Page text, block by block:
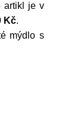
artikl je v
Kč.
mýdlo s